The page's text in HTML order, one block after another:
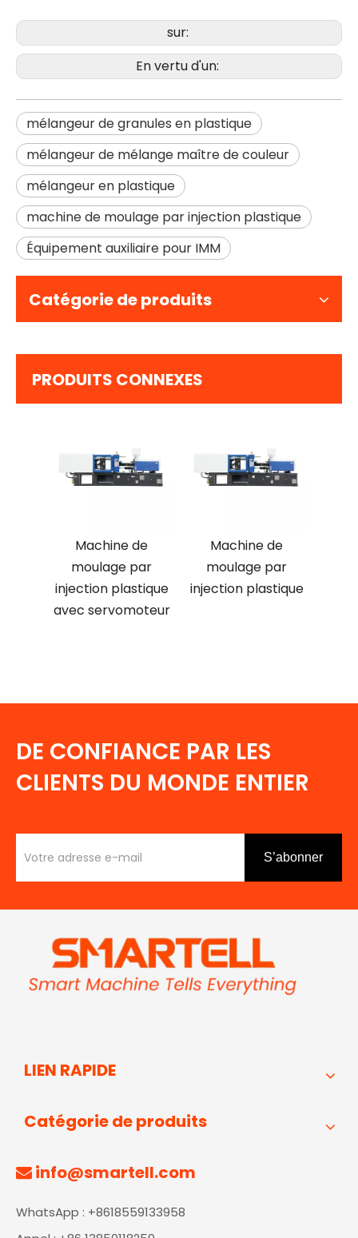
sur:
En vertu d'un:
mélangeur de granules en plastique
mélangeur de mélange maître de couleur
mélangeur en plastique
machine de moulage par injection plastique
Équipement auxiliaire pour IMM
Catégorie de produits
PRODUITS CONNEXES
Machine de
moulage par
injection plastique
avec servomoteur
Machine de
moulage par
injection plastique
DE CONFIANCE PAR LES
CLIENTS DU MONDE ENTIER
S’abonner
LIEN RAPIDE
Catégorie de produits
 info@smartell.com
WhatsApp : +8618559133958